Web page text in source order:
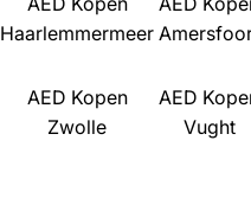
AED Kopen
Haarlemmermeer
AED
AED Kopen
Zwolle
AED
Vught